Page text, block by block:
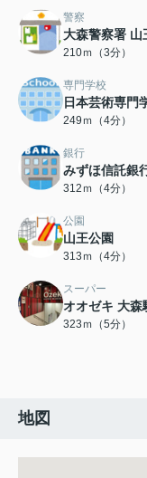
警察
大森警察署 山
210ｍ（3分）
専門学校
日本芸術専門
249ｍ（4分）
銀行
みずほ信託銀
312ｍ（4分）
公園
山王公園
313ｍ（4分）
スーパー
オオゼキ 大森
323ｍ（5分）
地図